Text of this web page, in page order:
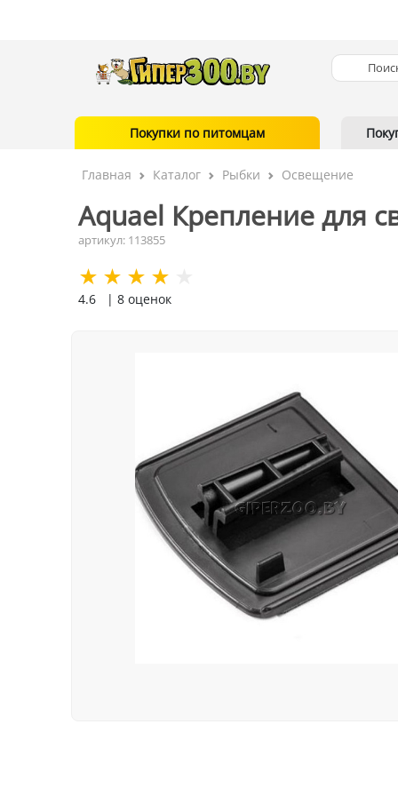
Покупки по питомцам
Главная Каталог Рыбки Освещение
Aquael Крепление для
артикул: 113855
4.6 | 8 оценок